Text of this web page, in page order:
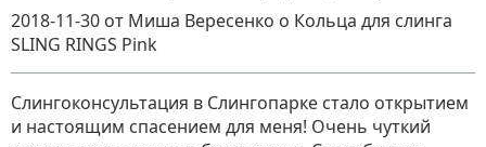
2018-11-30 от Миша Вересенко о Кольца для слинга
SLING RINGS Pink
Слингоконсультация в Слингопарке стало открытием
и настоящим спасением для меня! Очень чуткий